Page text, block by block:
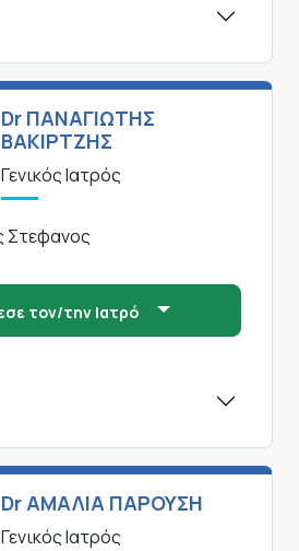
Dr ΠΑΝΑΓΙΩΤΗΣ
ΒΑΚΙΡΤΖΗΣ
Γενικός Ιατρός
Στεφανος
τον/την Ιατρό
Dr ΑΜΑΛΙΑ ΠΑΡΟΥΣΗ
Γενικός Ιατρός